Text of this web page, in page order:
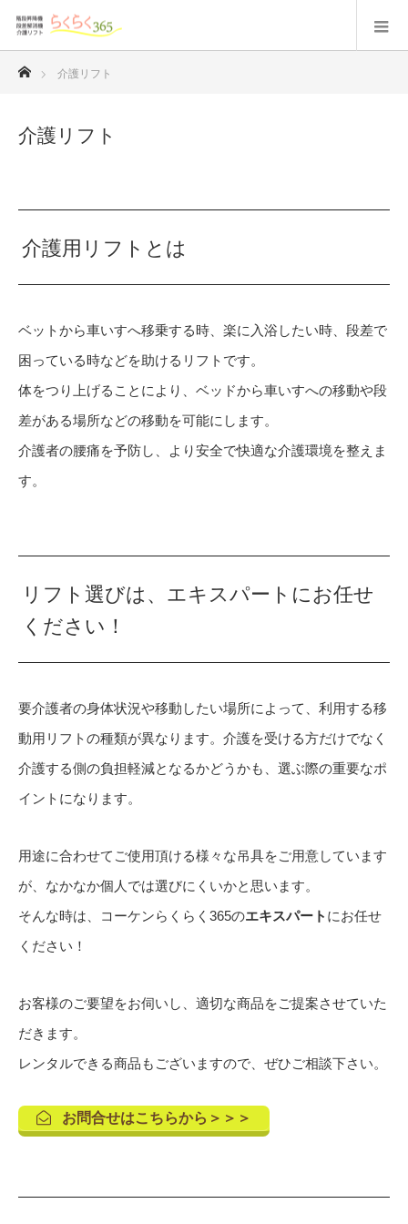
ホーム
介護リフト
介護リフト
介護用リフトとは
ベットから車いすへ移乗する時、楽に入浴したい時、段差で
困っている時などを助けるリフトです。
体をつり上げることにより、ベッドから車いすへの移動や段
差がある場所などの移動を可能にします。
介護者の腰痛を予防し、より安全で快適な介護環境を整えま
す。
リフト選びは、エキスパートにお任せ
ください！
要介護者の身体状況や移動したい場所によって、利用する移
動用リフトの種類が異なります。介護を受ける方だけでなく
介護する側の負担軽減となるかどうかも、選ぶ際の重要なポ
イントになります。
用途に合わせてご使用頂ける様々な吊具をご用意しています
が、なかなか個人では選びにくいかと思います。
そんな時は、コーケンらくらく365のエキスパート にお任せ
ください！
お客様のご要望をお伺いし、適切な商品をご提案させていた
だきます。
レンタルできる商品もございますので、ぜひご相談下さい。
お問合せはこちらから＞＞＞